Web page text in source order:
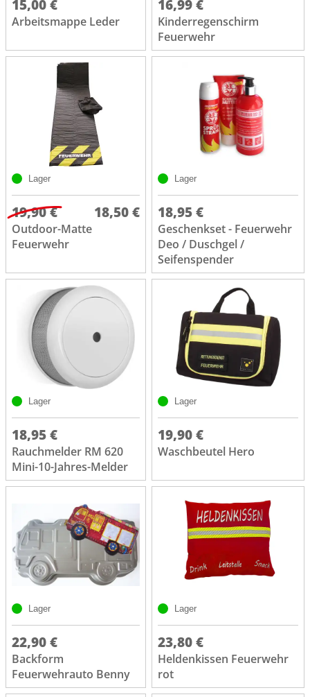
15,00 €
Arbeitsmappe Leder
16,99 €
Kinderregenschirm
Feuerwehr
Lager
19,90 € 18,50 €
Outdoor-Matte
Feuerwehr
Lager
18,95 €
Geschenkset - Feuerwehr
Deo / Duschgel /
Seifenspender
Lager
18,95 €
Rauchmelder RM 620
Mini-10-Jahres-Melder
Lager
19,90 €
Waschbeutel Hero
Lager
22,90 €
Backform
Feuerwehrauto Benny
Lager
23,80 €
Heldenkissen Feuerwehr
rot